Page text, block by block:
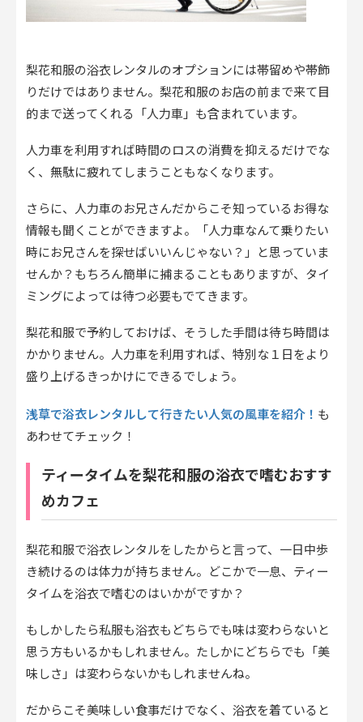
梨花和服の浴衣レンタルのオプションには帯留めや帯飾
りだけではありません。梨花和服のお店の前まで来て目
的まで送ってくれる「人力車」も含まれています。
人力車を利用すれば時間のロスの消費を抑えるだけでな
く、無駄に疲れてしまうこともなくなります。
さらに、人力車のお兄さんだからこそ知っているお得な
情報も聞くことができますよ。「人力車なんて乗りたい
時にお兄さんを探せばいいんじゃない？」と思っていま
せんか？もちろん簡単に捕まることもありますが、タイ
ミングによっては待つ必要もでてきます。
梨花和服で予約しておけば、そうした手間は待ち時間は
かかりません。人力車を利用すれば、特別な１日をより
盛り上げるきっかけにできるでしょう。
浅草で浴衣レンタルして行きたい人気の風車を紹介！ も
あわせてチェック！
ティータイムを梨花和服の浴衣で嗜むおすす
めカフェ
梨花和服で浴衣レンタルをしたからと言って、一日中歩
き続けるのは体力が持ちません。どこかで一息、ティー
タイムを浴衣で嗜むのはいかがですか？
もしかしたら私服も浴衣もどちらでも味は変わらないと
思う方もいるかもしれません。たしかにどちらでも「美
味しさ」は変わらないかもしれませんね。
だからこそ美味しい食事だけでなく、浴衣を着ていると